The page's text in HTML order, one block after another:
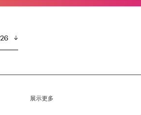
展示更多